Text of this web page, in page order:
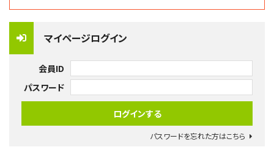
マイページログイン
会員ID
パスワード
パスワードを忘れた方はこちら